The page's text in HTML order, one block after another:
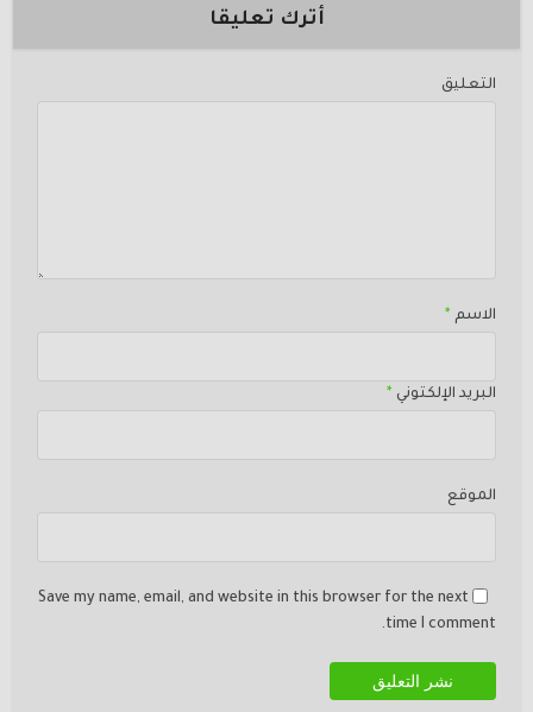
أترك تعليقا
التعليق
الاسم *
البريد الإلكتوني *
الموقع
Save my name, email, and website in this browser for the next
time I comment.